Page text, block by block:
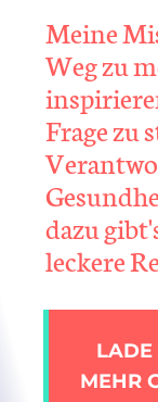
Meine
Weg zu
Frage zu
dazu
leckere
LADE
MEHR